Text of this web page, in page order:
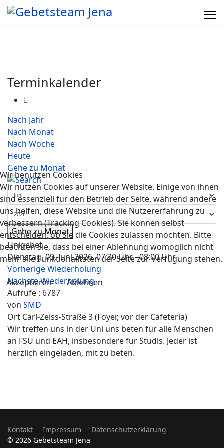
Terminkalender
Nach Jahr
Nach Monat
Nach Woche
Heute
Gehe zu Monat
Gehe zu Monat
Unigebet
Dienstag, 09. Juni 2026, 07:30 Uhr - 08:00 Uhr
Vorherige Wiederholung
Nächste Wiederholung
Aufrufe : 6787
von SMD
Ort Carl-Zeiss-Straße 3 (Foyer, vor der Cafeteria)
Wir treffen uns in der Uni uns beten für alle Menschen
an FSU und EAH, insbesondere für Studis. Jeder ist
herzlich eingeladen, mit zu beten.
Kontakt Impressum
Datenschutzerklärung
© 2026 Gebetsteam Jena
Wir benutzen Cookies
Wir nutzen Cookies auf unserer Website. Einige von ihnen
sind essenziell für den Betrieb der Seite, während andere
uns helfen, diese Website und die Nutzererfahrung zu
verbessern (Tracking Cookies). Sie können selbst
entscheiden, ob Sie die Cookies zulassen möchten. Bitte
beachten Sie, dass bei einer Ablehnung womöglich nicht
mehr alle Funktionalitäten der Seite zur Verfügung stehen.
Akzeptieren Ablehnen